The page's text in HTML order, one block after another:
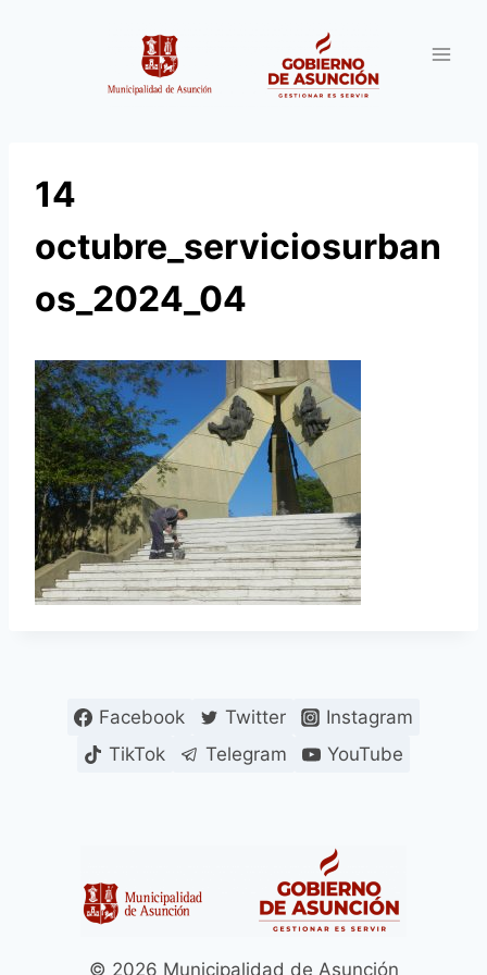
14
octubre_serviciosurban
os_2024_04
Facebook Twitter
Instagram
TikTok
Telegram YouTube
© 2026 Municipalidad de Asunción